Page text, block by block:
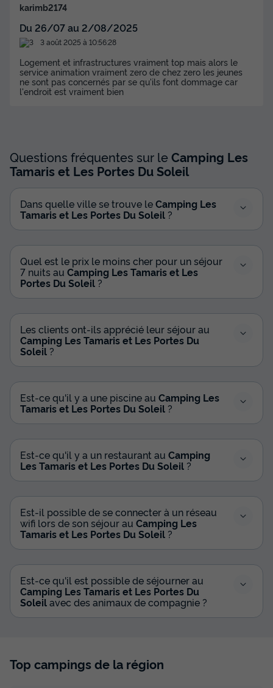
karimb2174
Du 26/07 au 2/08/2025
3 août 2025 à 10:56:28
Logement et infrastructures vraiment top mais alors le
service animation vraiment zero de chez zero les jeunes
ne sont pas concernés par se qu'ils font dommage car
l'endroit est vraiment bien
Questions fréquentes sur leCamping Les
Tamaris et Les Portes Du Soleil
Dans quelle ville se trouve leCamping Les
Tamaris et Les Portes Du Soleil ?
Quel est le prix le moins cher pour un séjour
7 nuits au Camping Les Tamaris et Les
Portes Du Soleil ?
Les clients ont-ils apprécié leur séjour au
Camping Les Tamaris et Les Portes Du
Soleil ?
Est-ce qu'il y a une piscine au Camping Les
Tamaris et Les Portes Du Soleil ?
Est-ce qu'il y a un restaurant au Camping
Les Tamaris et Les Portes Du Soleil ?
Est-il possible de se connecter à un réseau
wifi lors de son séjour au Camping Les
Tamaris et Les Portes Du Soleil ?
Est-ce qu'il est possible de séjourner au
Camping Les Tamaris et Les Portes Du
Soleilavec des animaux de compagnie ?
Top campings de la région